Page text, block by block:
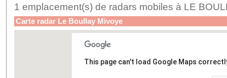
1 emplacement(s) de radars mobiles à LE
Carte radar Le Boullay Mivoye
This page can't load Google Maps